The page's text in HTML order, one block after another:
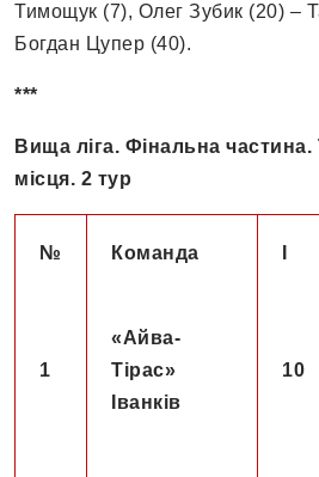
Тимощук (7), Олег Зубик (20) –
Богдан Цупер (40).
***
Вища ліга. Фінальна частина.
місця. 2 тур
№ Команда
1
«Айва-
Тірас»
Іванків
10